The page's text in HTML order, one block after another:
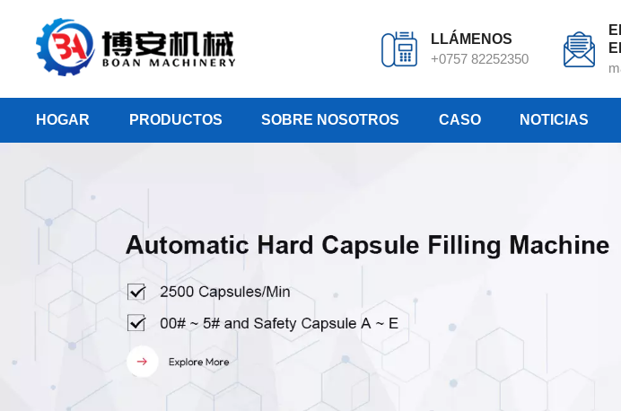
LLÁMENOS
+0757 82252350
HOGAR PRODUCTOS SOBRE NOSOTROS CASO NOTICIAS